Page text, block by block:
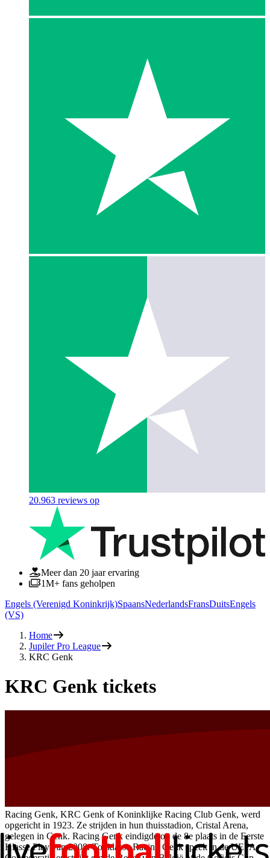
20.963 reviews op
Meer dan 20 jaar ervaring
1M+ fans geholpen
Engels (Verenigd Koninkrijk)SpaansNederlandsFransDuitsEngels
(VS)
Home
Jupiler Pro League
KRC Genk
KRC Genk tickets
Racing Genk, KRC Genk of Koninklijke Racing Club Genk, werd
opgericht in 1923. Ze strijden in hun thuisstadion, Cristal Arena,
gelegen in Genk. Racing Genk eindigde op de 8e plaats in de Eerste
Klasse Play van 2008. Topklasse Racing Genk speelt in de UEFA